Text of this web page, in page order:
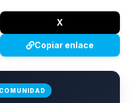
X
Copiar enlace